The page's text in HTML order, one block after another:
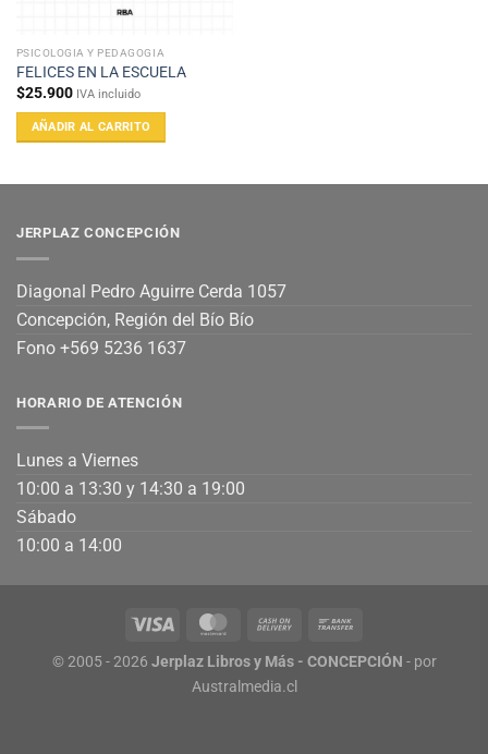
PSICOLOGIA Y PEDAGOGIA
FELICES EN LA ESCUELA
$25.900 IVA incluido
AÑADIR AL CARRITO
JERPLAZ CONCEPCIÓN
Diagonal Pedro Aguirre Cerda 1057
Concepción, Región del Bío Bío
Fono +569 5236 1637
HORARIO DE ATENCIÓN
Lunes a Viernes
10:00 a 13:30 y 14:30 a 19:00
Sábado
10:00 a 14:00
© 2005 - 2026 Jerplaz Libros y Más - CONCEPCIÓN - por
Australmedia.cl